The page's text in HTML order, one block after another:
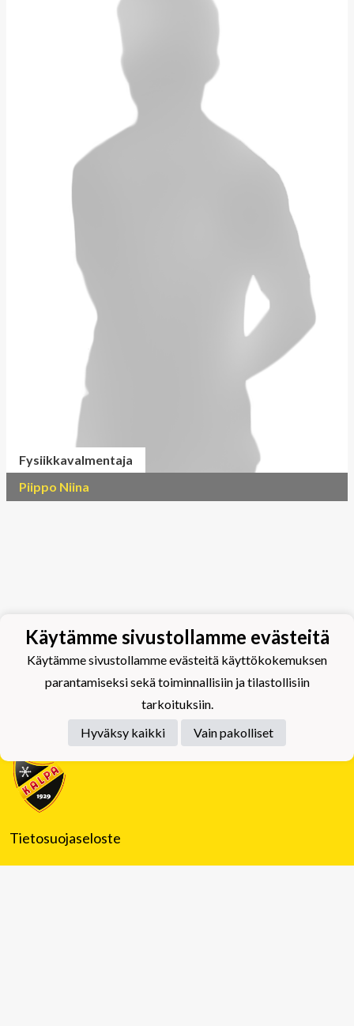
Fysiikkavalmentaja
Piippo Niina
Tietosuojaseloste
Käytämme sivustollamme evästeitä
Käytämme sivustollamme evästeitä käyttökokemuksen
parantamiseksi sekä toiminnallisiin ja tilastollisiin
tarkoituksiin.
Hyväksy kaikki
Vain pakolliset